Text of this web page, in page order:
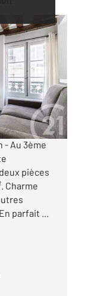
- Au 3ème
pièces
Charme
parfait ...